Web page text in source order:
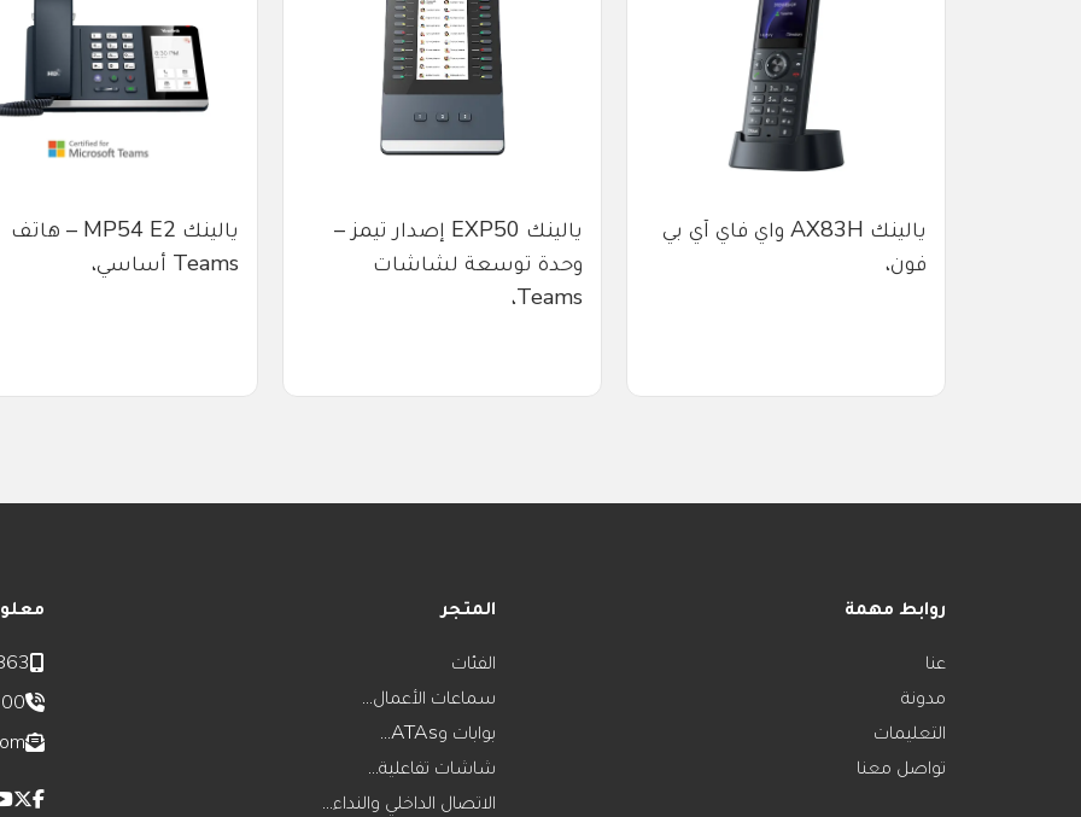
يالينك MP54 E2 – هاتف
Teams أساسي،
يالينك EXP50 إصدار تيمز –
وحدة توسعة لشاشات
Teams،
يالينك AX83H واي فاي آي بي
فون،
روابط مهمة
عنا
مدونة
التعليمات
تواصل معنا
المتجر
الفئات
سماعات الأعمال...
بوابات وATAs...
شاشات تفاعلية...
الاتصال الداخلي والنداء...